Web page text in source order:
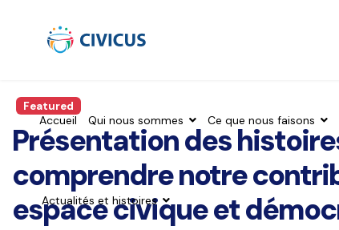
Accueil Qui nous sommes Ce que nous faisons
Actualités et histoires
Featured
Présentation des
comprendre notre
espace civique et